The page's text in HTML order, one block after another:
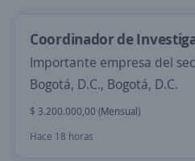
Coordinador de
Importante empresa del
Bogotá, D.C., Bogotá, D.C.
$ 3.200.000,00 (Mensual)
Hace 18 horas